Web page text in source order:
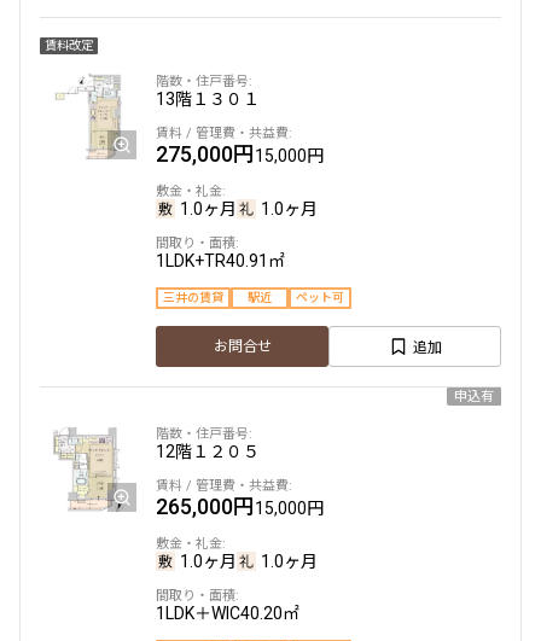
賃料改定
13階 １３０１
275,000円15,000円
1.0ヶ月 1.0ヶ月
1LDK+TR40.91㎡
三井の賃貸 駅近 ペット可
お問合せ 追加
申込有
12階 １２０５
265,000円15,000円
1.0ヶ月 1.0ヶ月
1LDK＋WIC40.20㎡